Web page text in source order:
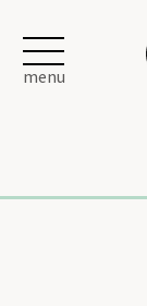
menu